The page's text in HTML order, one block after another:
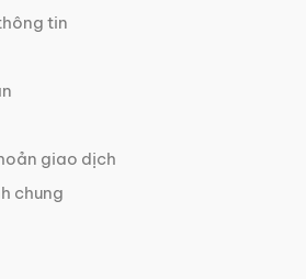
tin
giao dịch
chung